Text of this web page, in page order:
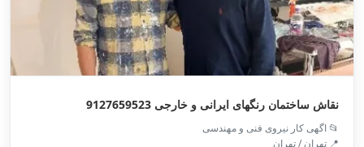
نقاش ساختمان رنگهای ایرانی و خارجی 9127659523
📂 اگهی کار نیروی فنی و مهندسی
📍 تهران / تهران